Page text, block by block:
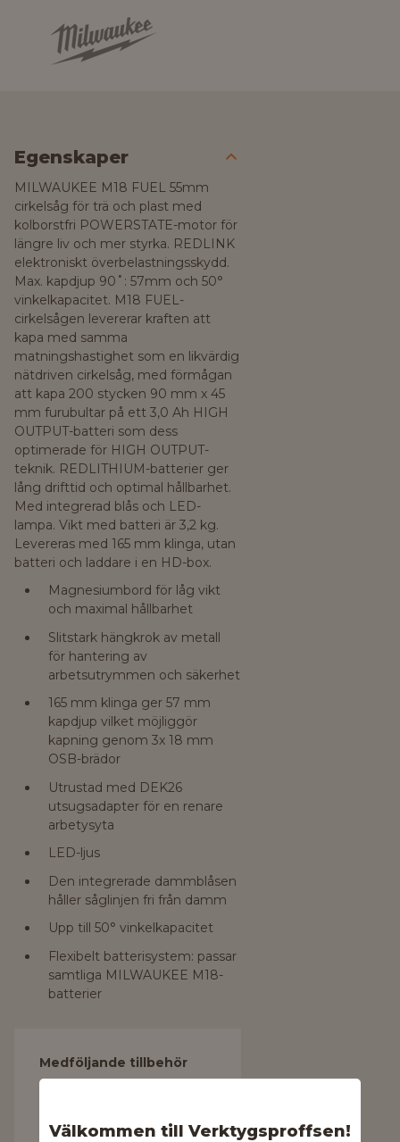
Välkommen till Verktygsproffsen!
Egenskaper
MILWAUKEE M18 FUEL 55mm
cirkelsåg för trä och plast med
kolborstfri POWERSTATE-motor för
längre liv och mer styrka. REDLINK
elektroniskt överbelastningsskydd.
Max. kapdjup 90˚: 57mm och 50°
vinkelkapacitet. M18 FUEL-
cirkelsågen levererar kraften att
kapa med samma
matningshastighet som en likvärdig
nätdriven cirkelsåg, med förmågan
att kapa 200 stycken 90 mm x 45
mm furubultar på ett 3,0 Ah HIGH
OUTPUT-batteri som dess
optimerade för HIGH OUTPUT-
teknik. REDLITHIUM-batterier ger
lång drifttid och optimal hållbarhet.
Med integrerad blås och LED-
lampa. Vikt med batteri är 3,2 kg.
Levereras med 165 mm klinga, utan
batteri och laddare i en HD-box.
Magnesiumbord för låg vikt
och maximal hållbarhet
Slitstark hängkrok av metall
för hantering av
arbetsutrymmen och säkerhet
165 mm klinga ger 57 mm
kapdjup vilket möjliggör
kapning genom 3x 18 mm
OSB-brädor
Utrustad med DEK26
utsugsadapter för en renare
arbetysyta
LED-ljus
Den integrerade dammblåsen
håller såglinjen fri från damm
Upp till 50° vinkelkapacitet
Flexibelt batterisystem: passar
samtliga MILWAUKEE M18-
batterier
Medföljande tillbehör